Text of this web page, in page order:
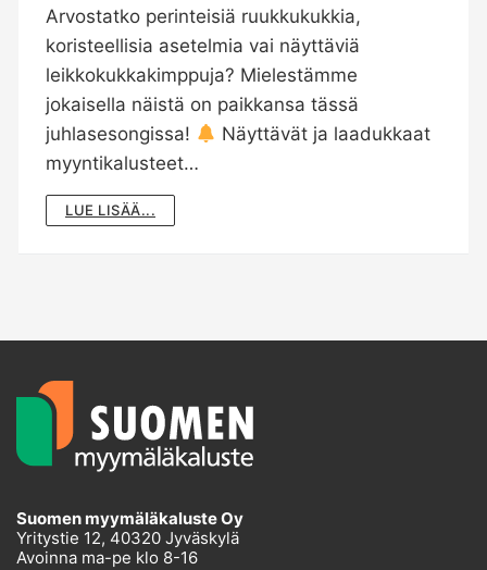
Arvostatko perinteisiä ruukkukukkia,
koristeellisia asetelmia vai näyttäviä
leikkokukkakimppuja? Mielestämme
jokaisella näistä on paikkansa tässä
juhlasesongissa!
Näyttävät ja laadukkaat
myyntikalusteet…
LUE LISÄÄ...
Suomen myymäläkaluste Oy
Yritystie 12, 40320 Jyväskylä
Avoinna ma-pe klo 8-16